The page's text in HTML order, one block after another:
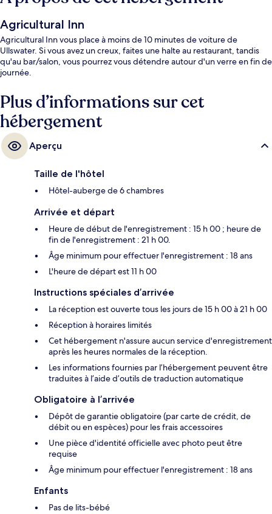
Agricultural Inn
Agricultural Inn vous place à moins de 10 minutes de voiture de
Ullswater. Si vous avez un creux, faites une halte au restaurant, tandis
qu'au bar/salon, vous pourrez vous détendre autour d'un verre en fin de
journée.
Plus d’informations sur cet
hébergement
Aperçu
Taille de l'hôtel
Hôtel-auberge de 6 chambres
Arrivée et départ
Heure de début de l'enregistrement : 15 h 00 ; heure de
fin de l'enregistrement : 21 h 00.
Âge minimum pour effectuer l'enregistrement : 18 ans
L'heure de départ est 11 h 00
Instructions spéciales d’arrivée
La réception est ouverte tous les jours de 15 h 00 à 21 h 00
Réception à horaires limités
Cet hébergement n'assure aucun service d'enregistrement
après les heures normales de la réception.
Les informations fournies par l’hébergement peuvent être
traduites à l’aide d’outils de traduction automatique
Obligatoire à l’arrivée
Dépôt de garantie obligatoire (par carte de crédit, de
débit ou en espèces) pour les frais accessoires
Une pièce d'identité officielle avec photo peut être
requise
Âge minimum pour effectuer l'enregistrement : 18 ans
Enfants
Pas de lits-bébé